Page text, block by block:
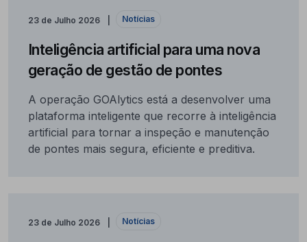
23 de Julho 2026 Notícias
Inteligência artificial para uma nova
geração de gestão de pontes
A operação GOAlytics está a desenvolver uma
plataforma inteligente que recorre à inteligência
artificial para tornar a inspeção e manutenção
de pontes mais segura, eficiente e preditiva.
23 de Julho 2026 Notícias